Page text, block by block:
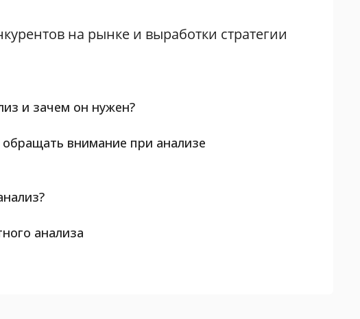
на рынке и выработки стратегии
и зачем он нужен?
внимание при анализе
анализа